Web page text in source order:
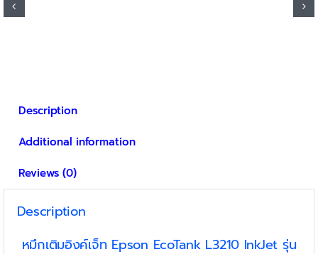
the
Description
Additional information
Reviews (0)
Description
หมึกเติมอิงค์เจ็ท Epson EcoTank L3210 InkJet รุ่น